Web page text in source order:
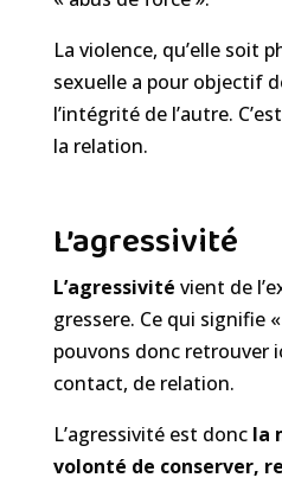
La violence, qu’elle soit
sexuelle a pour objectif
l’intégrité de l’autre.
la relation.
L’agressivité
L’agressivité vient de
gressere. Ce qui signifie
pouvons donc retrouver
contact, de relation.
L’agressivité est donc la
volonté de conserver,